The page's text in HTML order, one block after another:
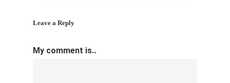
Leave a Reply
My comment is..